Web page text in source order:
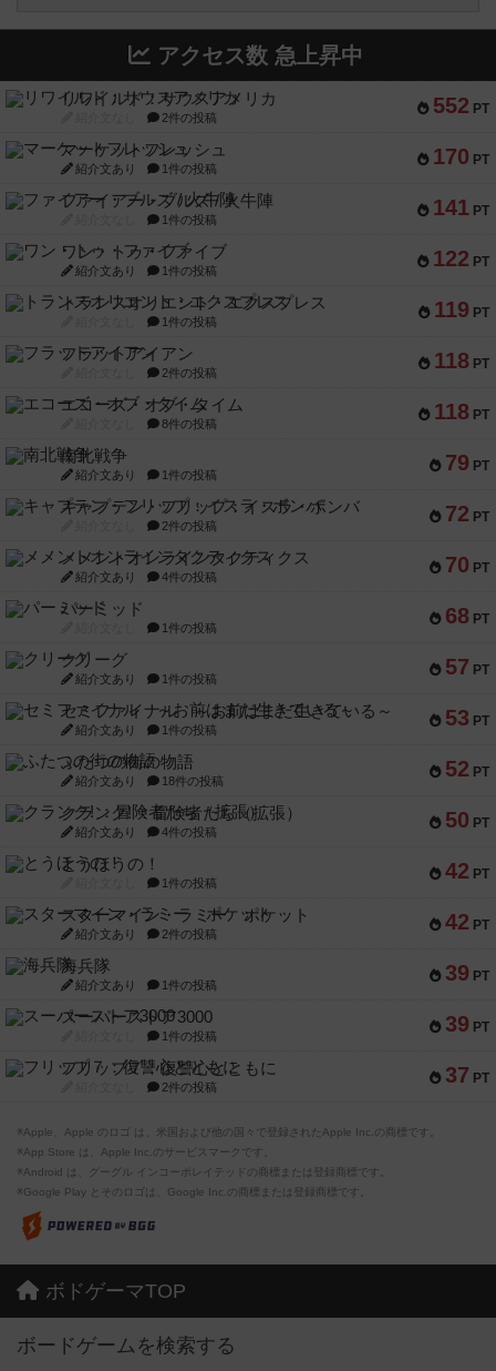
アクセス数 急上昇中
552 PT
リワイルド：サウスアメリカ
2件の投稿
170 PT
マーケットフレッシュ
紹介文あり 1件の投稿
141 PT
ファイアー・ブルズ / 火牛陣
1件の投稿
122 PT
ワン・トゥ・ファイブ
紹介文あり 1件の投稿
119 PT
トランスオリエント・エクスプレス
1件の投稿
118 PT
フラットアイアン
2件の投稿
118 PT
エコーズ・オブ・タイム
8件の投稿
79 PT
南北戦争
紹介文あり 1件の投稿
72 PT
キャプテン・フリップ：イスラ・ボンバ
2件の投稿
70 PT
メメントオンラインタクティクス
紹介文あり 4件の投稿
68 PT
パーミッド
1件の投稿
57 PT
クリーグ
紹介文あり 1件の投稿
53 PT
セミファイナル ～お前はまだ生きている～
紹介文あり 1件の投稿
52 PT
ふたつの街の物語
紹介文あり 18件の投稿
50 PT
クランク! ：冒険者たち（拡張）
紹介文あり 4件の投稿
42 PT
とうほうの！
1件の投稿
42 PT
スターマイン・ラミー ポケット
紹介文あり 2件の投稿
39 PT
海兵隊
紹介文あり 1件の投稿
39 PT
スーパーストア3000
1件の投稿
37 PT
フリップ７：復讐心とともに
2件の投稿
※Apple、Apple のロゴ は、米国および他の国々で登録されたApple Inc.の商標です。
※App Store は、Apple Inc.のサービスマークです。
※Android は、グーグル インコーポレイテッドの商標または登録商標です。
※Google Play とそのロゴは、Google Inc.の商標または登録商標です。
ボドゲーマTOP
ボードゲームを検索する